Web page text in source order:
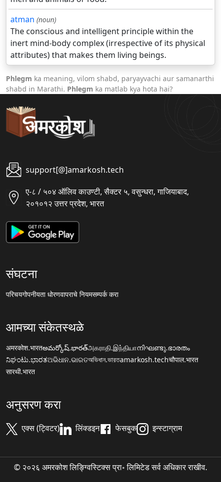
atman (noun)
The conscious and intelligent principle within the
inert mind-body complex (irrespective of its physical
attributes) that makes them living beings.
Phlegm ka meaning, vilom shabd, paryayvachi aur samanarthi
shabd in Marathi. Phlegm ka matlab kya hota hai?
support[@]amarkosh.tech
ए-८ / ५०४ ऑलिव काउण्टी, सैक्टर ५, वसुन्धरा, गाजियाबाद,
२०१०१२ उत्तर प्रदेश, भारत
संघटना
परिचयगोपनीयता धोरणवापराचे नियमसम्पर्क करा
आमच्या संकेतस्थळे
अमरकोश.भारतఅమర్కోష్.భారత్அகராதி.இந்தியாനിഘണ്ടു.ഭാരതം
ನಿಘಂಟು.ಭಾರತଅଭିଧାନ.ଭାରତঅভিধান.ভারতamarkosh.techचौपाल.भारत
सारथी.भारत
अनुसरण करा
एक्स (ट्विटर) लिंक्डइन फेसबुक इन्स्टाग्राम
© २०२६ अमरकोश लिङ्ग्विस्टिक्स प्रा॰ लिमिटेड सर्व अधिकार राखीव.